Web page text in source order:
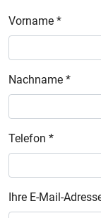
Vorname *
Nachname *
Telefon *
Ihre E-Mail-